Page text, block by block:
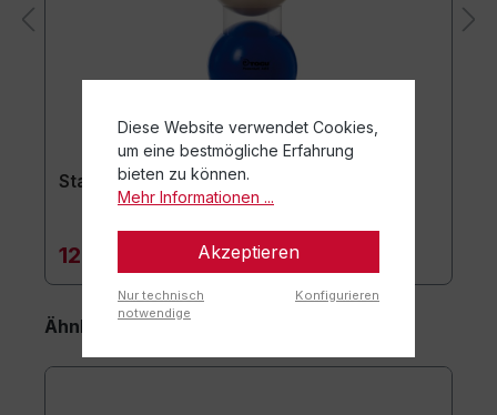
Stapelhilfe 3er Set
129,90 €*
Ähnliche Artikel
Diese Website verwendet Cookies,
um eine bestmögliche Erfahrung
bieten zu können.
Mehr Informationen ...
Akzeptieren
Nur technisch
notwendige
Konfigurieren